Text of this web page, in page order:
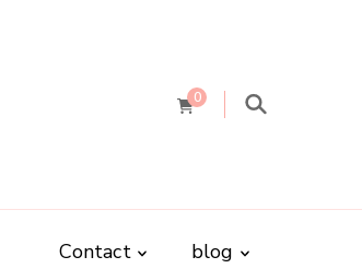
0
Contact blog